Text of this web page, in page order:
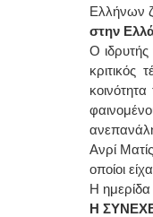
Ελλήνων
στην
Ο
κριτικός
Ανρί
οποίοι
Η
Η